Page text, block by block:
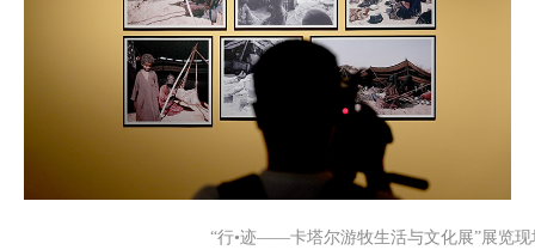
“行•迹——卡塔尔游牧生活与文化展”展览